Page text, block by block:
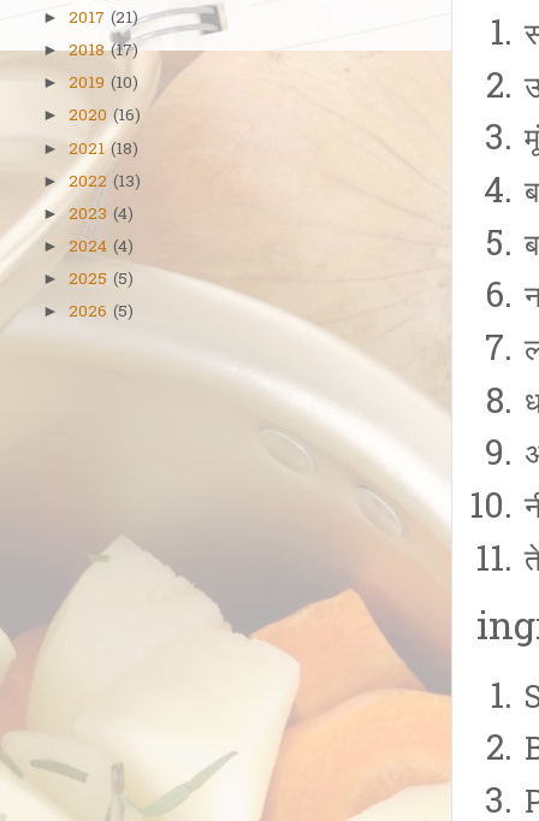
► 2017 (21)
►2018 (17)
► 2019 (10)
► 2020 (16)
► 2021 (18)
► 2022 (13)
► 2023 (4)
► 2024 (4)
► 2025 (5)
► 2026 (5)